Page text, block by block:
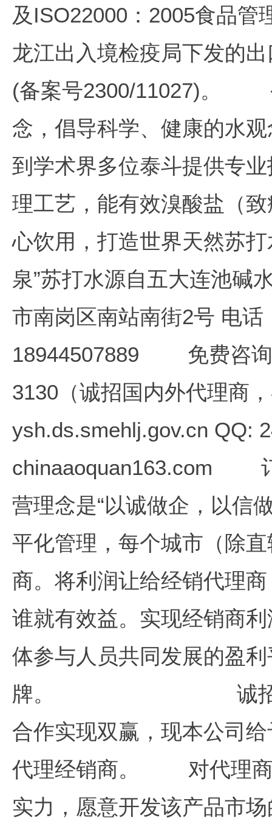
及ISO22000：2005食品管
龙江出入境检疫局下发的
(备案号2300/11027)。
念，倡导科学、健康的水
到学术界多位泰斗提供专
理工艺，能有效溴酸盐（
心饮用，打造世界天然苏
泉”苏打水源自五大连池碱
市南岗区南站南街2号
18944507889 免费咨询
3130（诚招国内外代理商
ysh.ds.smehlj.gov.cn QQ:
chinaaoquan163.com
营理念是“以诚做企，以信
平化管理，每个城市（除
商。将利润让给经销代理
谁就有效益。实现经销商
体参与人员共同发展的盈
牌。 诚招国内
合作实现双赢，现本公司
代理经销商。 对代理商
实力，愿意开发该产品市